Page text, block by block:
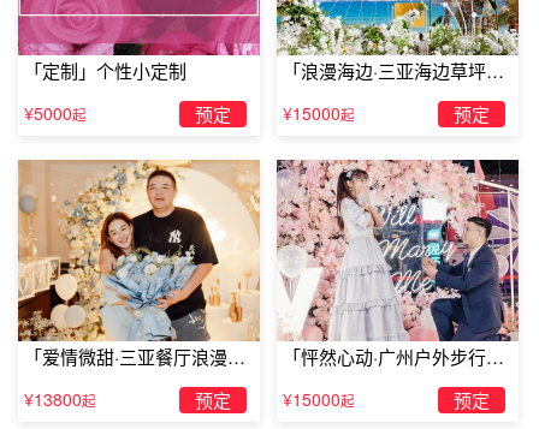
恋爱纪念日求婚：幸福一线牵
在恋爱纪念日这一天的早晨，你偷偷的在心爱的她的手
「定制」个性小定制
¥5000起 预定
「浪漫海边·三亚海边草坪浪
漫求婚」
¥15000起 预定
「爱情微甜·三亚餐厅浪漫求
¥13800起 预定
「怦然心动·广州户外步行街
¥15000起 预定